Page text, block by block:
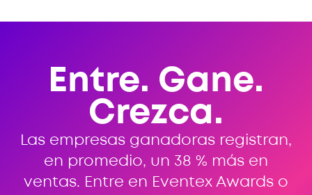
Entre. Gane.
Crezca.
Las empresas ganadoras registran,
en promedio, un 38 % más en
ventas. Entre en Eventex Awards o